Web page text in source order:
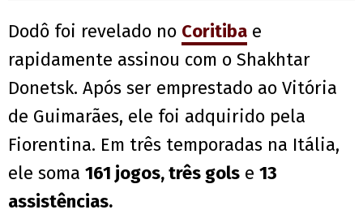
Dodô foi revelado no Coritiba e
rapidamente assinou com o Shakhtar
Donetsk. Após ser emprestado ao Vitória
de Guimarães, ele foi adquirido pela
Fiorentina. Em três temporadas na Itália,
ele soma 161 jogos, três gols e 13
assistências.